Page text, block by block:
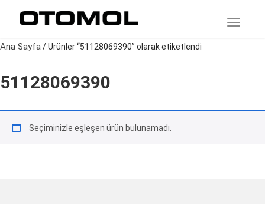
Ana Sayfa/ Ürünler “51128069390” olarak etiketlendi
51128069390
Seçiminizle eşleşen ürün bulunamadı.